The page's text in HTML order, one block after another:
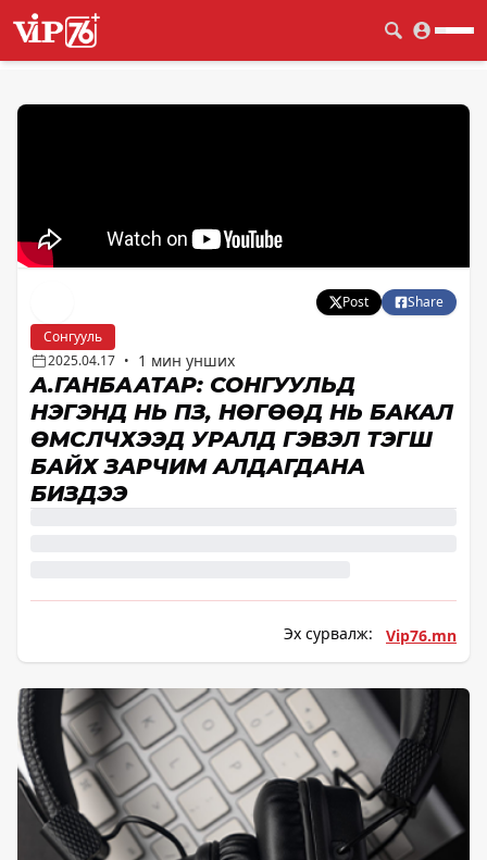
Post
Share
Сонгууль
2025.04.17 • 1 мин унших
А.ГАНБААТАР: СОНГУУЛЬД
НЭГЭНД НЬ ПҮҮЗ, НӨГӨӨД НЬ БАКАЛ
ӨМСҮҮЛЧХЭЭД УРАЛД ГЭВЭЛ ТЭГШ
БАЙХ ЗАРЧИМ АЛДАГДАНА
БИЗДЭЭ
Эх сурвалж: Vip76.mn